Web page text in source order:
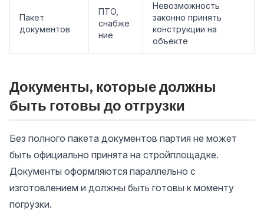
Пакет
документов
ПТО,
снабже
ние
Невозможность
законно принять
конструкции на
объекте
Документы, которые должны
быть готовы до отгрузки
Без полного пакета документов партия не может
быть официально принята на стройплощадке.
Документы оформляются параллельно с
изготовлением и должны быть готовы к моменту
погрузки.